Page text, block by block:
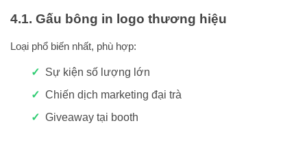
4.1. Gấu bông in logo thương hiệu
Loại phổ biến nhất, phù hợp:
Sự kiện số lượng lớn
Chiến dịch marketing đại trà
Giveaway tại booth